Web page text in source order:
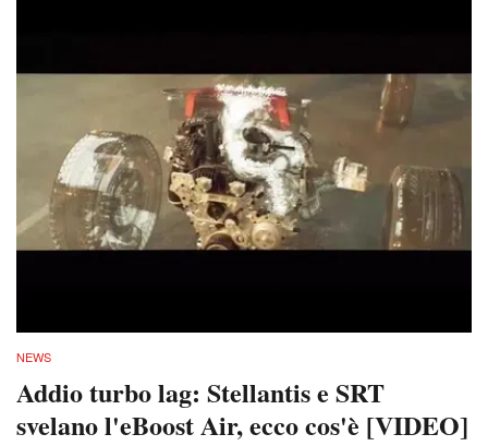
NEWS
Addio turbo lag: Stellantis e SRT
svelano l'eBoost Air, ecco cos'è [VIDEO]